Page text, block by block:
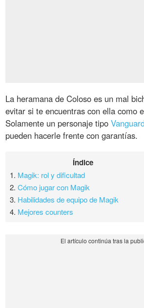
La heramana de Coloso es un mal
evitar si te encuentras con ella como
Solamente un personaje tipo
pueden hacerle frente con garantías.
Índice
1. Magik: rol y dificultad
2.Cómo jugar con Magik
3. Habilidades de equipo de Magik
4. Mejores counters